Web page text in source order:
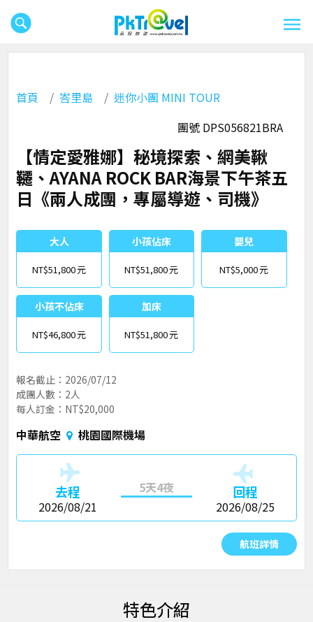
首頁 峇里島
迷你小團 MINI TOUR
團號 DPS056821BRA
【情定愛雅娜】秘境探索、網美鞦
韆、AYANA ROCK BAR海景下午茶五
日《兩人成團，專屬導遊、司機》
大人
NT$51,800
小孩佔床
NT$51,800
嬰兒
NT$5,000
小孩不佔床
NT$46,800
加床
NT$51,800
報名截止：2026/07/12
成團人數：2人
每人訂金：NT$20,000
中華航空 桃園國際機場
去程
2026/08/21
5天4夜 回程
2026/08/25
航班詳情
特色介紹